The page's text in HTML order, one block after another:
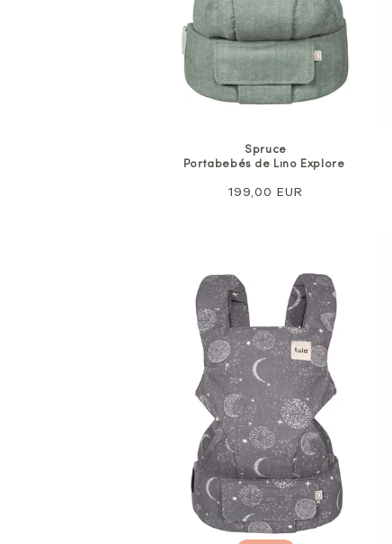
Spruce
Portabebés de Lino Explore
Precio
199,00 EUR